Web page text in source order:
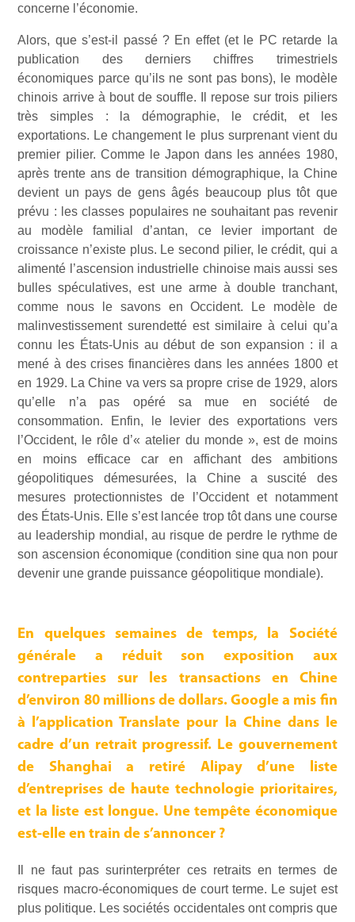
concerne l’économie.
Alors, que s’est-il passé ? En effet (et le PC retarde la
publication des derniers chiffres trimestriels
économiques parce qu’ils ne sont pas bons), le modèle
chinois arrive à bout de souffle. Il repose sur trois piliers
très simples : la démographie, le crédit, et les
exportations. Le changement le plus surprenant vient du
premier pilier. Comme le Japon dans les années 1980,
après trente ans de transition démographique, la Chine
devient un pays de gens âgés beaucoup plus tôt que
prévu : les classes populaires ne souhaitant pas revenir
au modèle familial d’antan, ce levier important de
croissance n’existe plus. Le second pilier, le crédit, qui a
alimenté l’ascension industrielle chinoise mais aussi ses
bulles spéculatives, est une arme à double tranchant,
comme nous le savons en Occident. Le modèle de
malinvestissement surendetté est similaire à celui qu’a
connu les États-Unis au début de son expansion : il a
mené à des crises financières dans les années 1800 et
en 1929. La Chine va vers sa propre crise de 1929, alors
qu’elle n’a pas opéré sa mue en société de
consommation. Enfin, le levier des exportations vers
l’Occident, le rôle d’« atelier du monde », est de moins
en moins efficace car en affichant des ambitions
géopolitiques démesurées, la Chine a suscité des
mesures protectionnistes de l’Occident et notamment
des États-Unis. Elle s’est lancée trop tôt dans une course
au leadership mondial, au risque de perdre le rythme de
son ascension économique (condition sine qua non pour
devenir une grande puissance géopolitique mondiale).
En quelques semaines de temps, la Société
générale a réduit son exposition aux
contreparties sur les transactions en Chine
d’environ 80 millions de dollars. Google a mis fin
à l’application Translate pour la Chine dans le
cadre d’un retrait progressif. Le gouvernement
de Shanghai a retiré Alipay d’une liste
d’entreprises de haute technologie prioritaires,
et la liste est longue. Une tempête économique
est-elle en train de s’annoncer ?
Il ne faut pas surinterpréter ces retraits en termes de
risques macro-économiques de court terme. Le sujet est
plus politique. Les sociétés occidentales ont compris que